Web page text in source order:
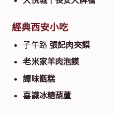
經典西安小吃
子午路 張記肉夾饃
老米家羊肉泡饃
譚味甑糕
喜識冰糖葫蘆